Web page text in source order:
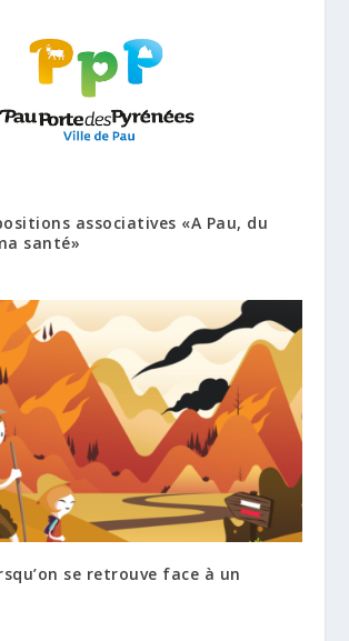
associatives «A Pau, du
santé»
se retrouve face à un